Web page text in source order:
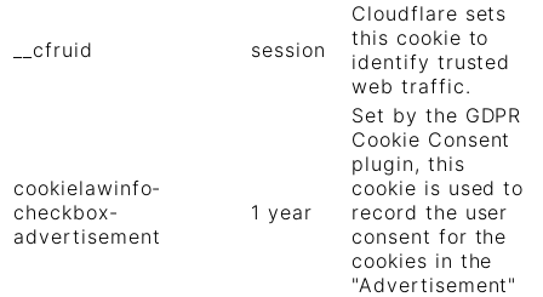
__cfruid session
Cloudflare sets
this cookie to
identify trusted
web traffic.
cookielawinfo-
checkbox-
advertisement
1 year
Set by the GDPR
Cookie Consent
plugin, this
cookie is used to
record the user
consent for the
cookies in the
"Advertisement"